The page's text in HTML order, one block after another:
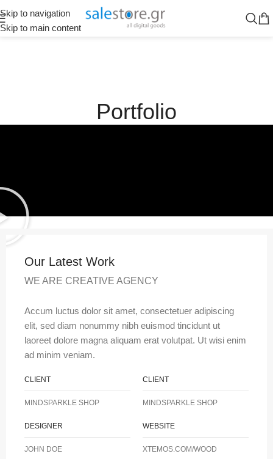
Skip to navigation
Skip to main content
Portfolio
Our Latest Work
WE ARE CREATIVE AGENCY
Accum luctus dolor sit amet, consectetuer adipiscing
elit, sed diam nonummy nibh euismod tincidunt ut
laoreet dolore magna aliquam erat volutpat. Ut wisi enim
ad minim veniam.
CLIENT
MINDSPARKLE SHOP
CLIENT
MINDSPARKLE SHOP
DESIGNER
JOHN DOE
WEBSITE
XTEMOS.COM/WOOD